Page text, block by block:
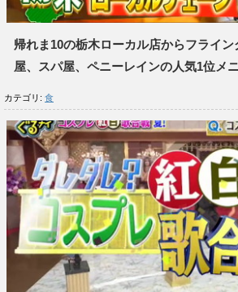
帰れま10の栃木ローカル店からフライ
屋、スパ屋、ペニーレインの人気1位メ
カテゴリ: 食